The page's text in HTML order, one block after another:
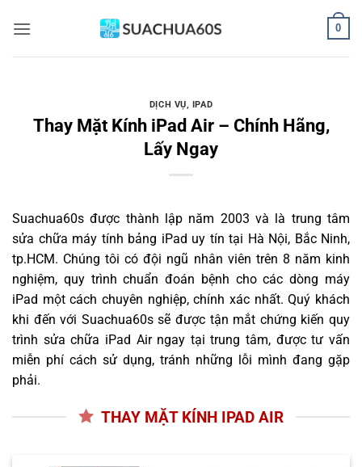
qua
0
DỊCH VỤ, IPAD
Thay Mặt Kính iPad Air – Chính Hãng,
Lấy Ngay
Suachua60s được thành lập năm 2003 và là trung tâm
sửa chữa máy tính bảng iPad uy tín tại Hà Nội, Bắc Ninh,
tp.HCM. Chúng tôi có đội ngũ nhân viên trên 8 năm kinh
nghiệm, quy trình chuẩn đoán bệnh cho các dòng máy
iPad một cách chuyên nghiệp, chính xác nhất. Quý khách
khi đến với Suachua60s sẽ được tận mắt chứng kiến quy
trình sửa chữa iPad Air ngay tại trung tâm, được tư vấn
miễn phí cách sử dụng, tránh những lỗi mình đang gặp
phải.
THAY MẶT KÍNH IPAD AIR